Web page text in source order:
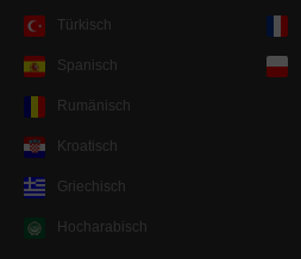
Türkisch
Spanisch
Rumänisch
Kroatisch
Griechisch
Hocharabisch